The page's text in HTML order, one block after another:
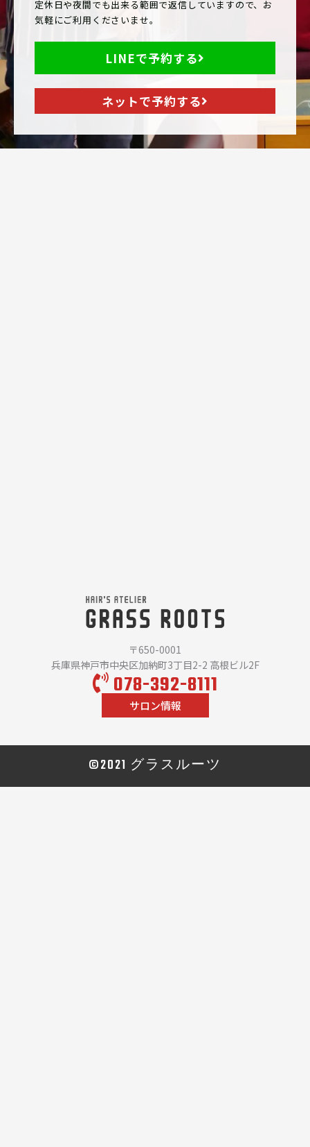
定休日や夜間でも出来る範囲で返信していますので、お
気軽にご利用くださいませ。
LINEで予約する
ネットで予約する
〒650-0001
兵庫県神戸市中央区加納町3丁目2-2 高根ビル2F
078-392-8111
サロン情報
©2021 グラスルーツ